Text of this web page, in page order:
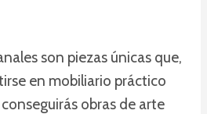
son piezas únicas que,
en mobiliario práctico
obras de arte